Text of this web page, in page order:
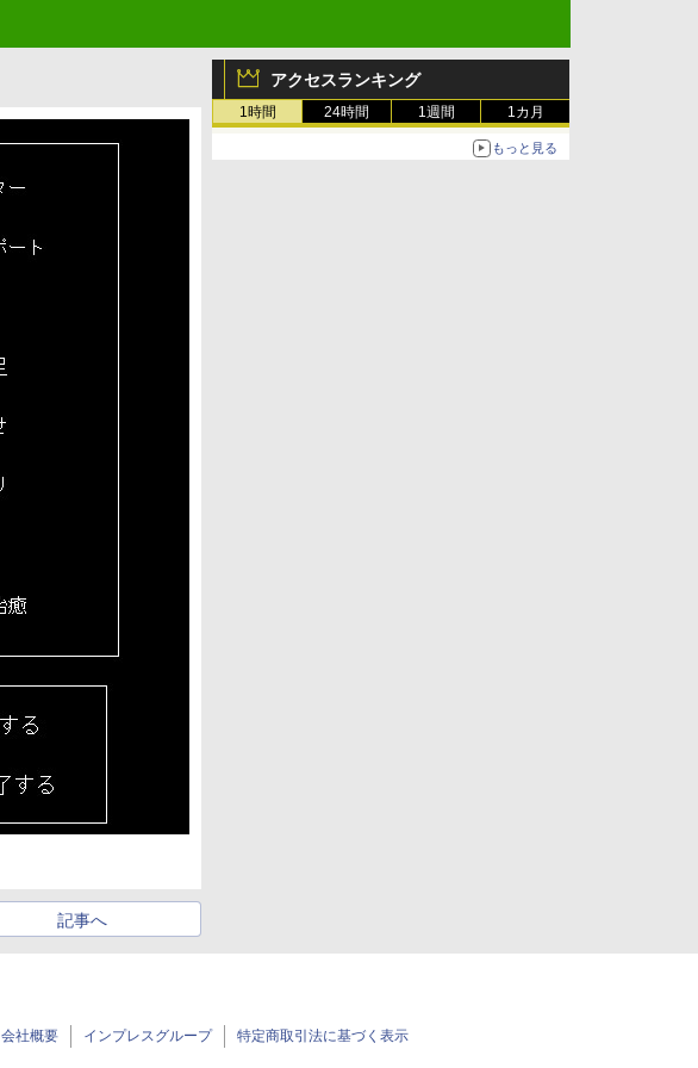
アクセスランキング
1時間 24時間 1週間 1カ月
もっと見る
記事へ
会社概要 インプレスグループ 特定商取引法に基づく表示